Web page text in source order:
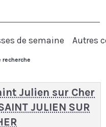
de semaine Autres
recherche
Julien sur Cher
JULIEN SUR